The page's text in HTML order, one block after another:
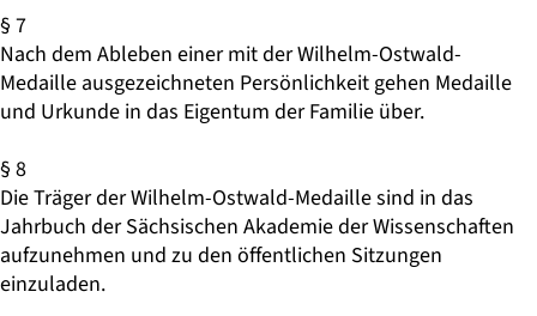
§ 7
Nach dem Ableben einer mit der Wilhelm-Ostwald-
Medaille ausgezeichneten Persönlichkeit gehen Medaille
und Urkunde in das Eigentum der Familie über.
§ 8
Die Träger der Wilhelm-Ostwald-Medaille sind in das
Jahrbuch der Sächsischen Akademie der Wissenschaften
aufzunehmen und zu den öffentlichen Sitzungen
einzuladen.